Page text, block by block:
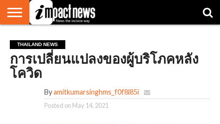
NATIONAL
WORLD
WATCH
BUSINESS
ENVIRONMENT
OPINION
CONSUMER
CRICKET
SPORTS
SHOWBIZ
HEAD
TURNERS
THAILAND NEWS
การเปลี่ยนแปลงของผู้บริโภคหลัง
โควิด
By amitkumarsinghms_f0f8l85i
Posted on May 14, 2021